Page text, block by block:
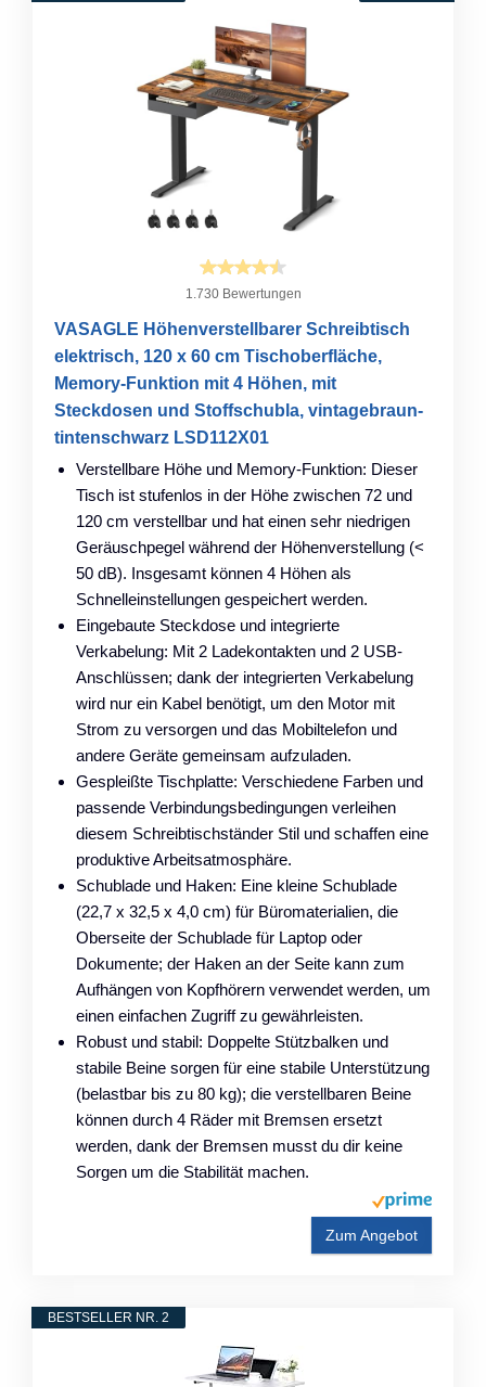
1.730 Bewertungen
VASAGLE Höhenverstellbarer Schreibtisch
elektrisch, 120 x 60 cm Tischoberfläche,
Memory-Funktion mit 4 Höhen, mit
Steckdosen und Stoffschubla, vintagebraun-
tintenschwarz LSD112X01
Verstellbare Höhe und Memory-Funktion: Dieser
Tisch ist stufenlos in der Höhe zwischen 72 und
120 cm verstellbar und hat einen sehr niedrigen
Geräuschpegel während der Höhenverstellung (<
50 dB). Insgesamt können 4 Höhen als
Schnelleinstellungen gespeichert werden.
Eingebaute Steckdose und integrierte
Verkabelung: Mit 2 Ladekontakten und 2 USB-
Anschlüssen; dank der integrierten Verkabelung
wird nur ein Kabel benötigt, um den Motor mit
Strom zu versorgen und das Mobiltelefon und
andere Geräte gemeinsam aufzuladen.
Gespleißte Tischplatte: Verschiedene Farben und
passende Verbindungsbedingungen verleihen
diesem Schreibtischständer Stil und schaffen eine
produktive Arbeitsatmosphäre.
Schublade und Haken: Eine kleine Schublade
(22,7 x 32,5 x 4,0 cm) für Büromaterialien, die
Oberseite der Schublade für Laptop oder
Dokumente; der Haken an der Seite kann zum
Aufhängen von Kopfhörern verwendet werden, um
einen einfachen Zugriff zu gewährleisten.
Robust und stabil: Doppelte Stützbalken und
stabile Beine sorgen für eine stabile Unterstützung
(belastbar bis zu 80 kg); die verstellbaren Beine
können durch 4 Räder mit Bremsen ersetzt
werden, dank der Bremsen musst du dir keine
Sorgen um die Stabilität machen.
Zum Angebot
BESTSELLER NR. 2